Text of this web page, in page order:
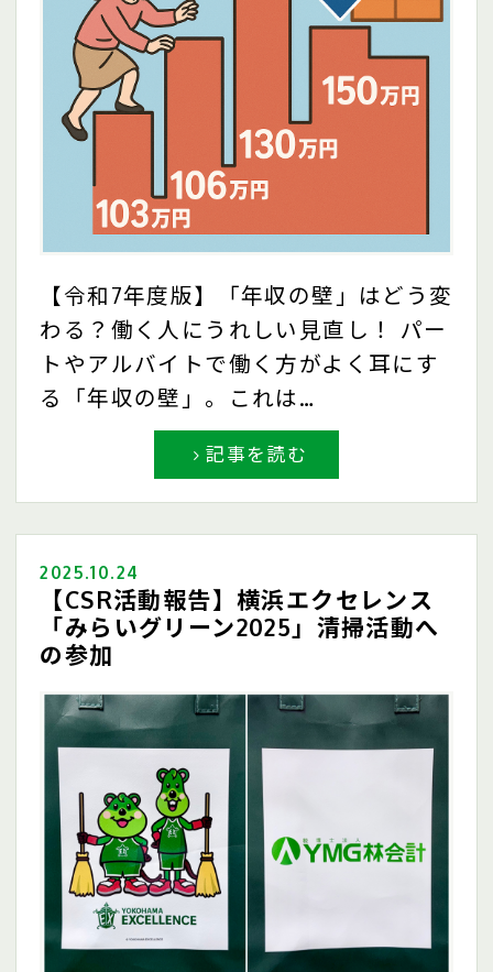
【令和7年度版】「年収の壁」はどう変
わる？働く人にうれしい見直し！ パー
トやアルバイトで働く方がよく耳にす
る「年収の壁」。これは…
記事を読む
2025.10.24
【CSR活動報告】横浜エクセレンス
「みらいグリーン2025」清掃活動へ
の参加